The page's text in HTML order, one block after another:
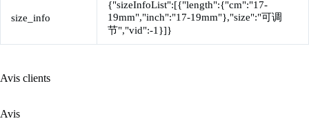
size_info
{"sizeInfoList":[{"length":{"cm":"17-
19mm","inch":"17-19mm"},"size":"可调
节","vid":-1}]}
Avis clients
Avis